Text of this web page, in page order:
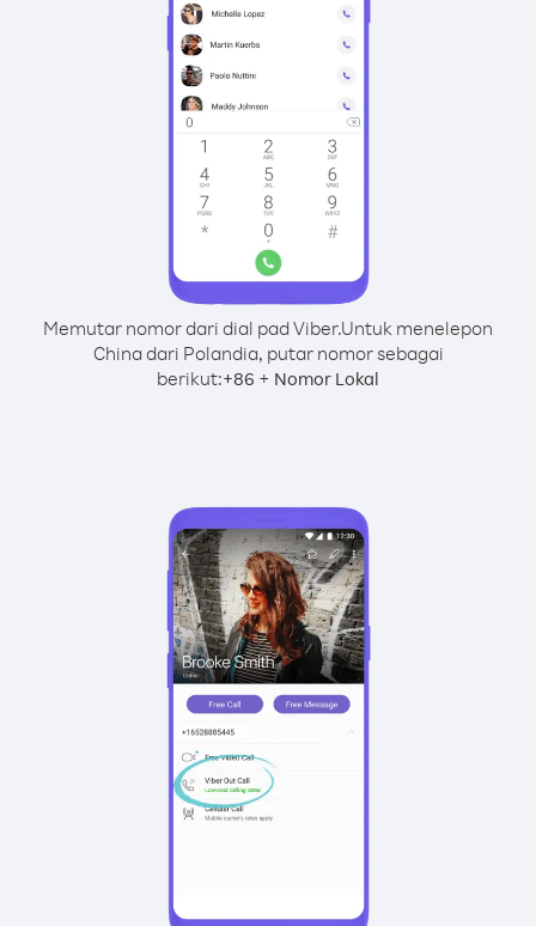
Memutar nomor dari dial pad Viber.Untuk menelepon
China dari Polandia, putar nomor sebagai
berikut:+86 + Nomor Lokal